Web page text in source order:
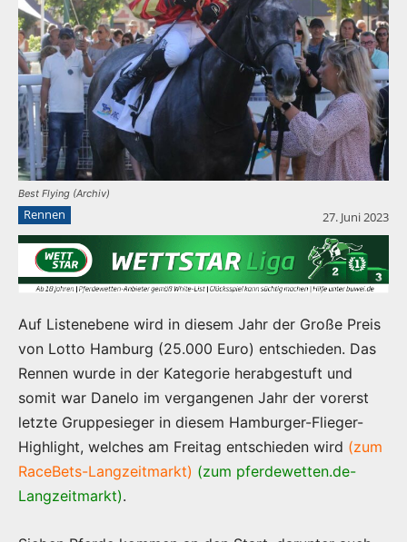
Best Flying (Archiv)
Rennen 27. Juni 2023
Auf Listenebene wird in diesem Jahr der Große Preis
von Lotto Hamburg (25.000 Euro) entschieden. Das
Rennen wurde in der Kategorie herabgestuft und
somit war Danelo im vergangenen Jahr der vorerst
letzte Gruppesieger in diesem Hamburger-Flieger-
Highlight, welches am Freitag entschieden wird (zum
RaceBets-Langzeitmarkt) (zum pferdewetten.de-
Langzeitmarkt).